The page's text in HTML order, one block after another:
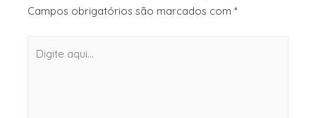
Campos obrigatórios são marcados com*